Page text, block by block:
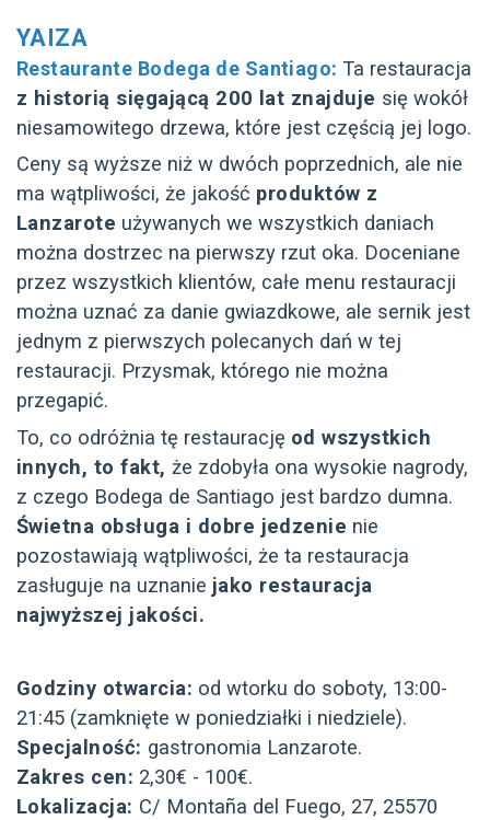
YAIZA
Restaurante Bodega de Santiago:Ta restauracja
z historią sięgającą 200 lat znajduje się wokół
niesamowitego drzewa, które jest częścią jej logo.
Ceny są wyższe niż w dwóch poprzednich, ale nie
ma wątpliwości, że jakość produktów z
Lanzarote używanych we wszystkich daniach
można dostrzec na pierwszy rzut oka. Doceniane
przez wszystkich klientów, całe menu restauracji
można uznać za danie gwiazdkowe, ale sernik jest
jednym z pierwszych polecanych dań w tej
restauracji. Przysmak, którego nie można
przegapić.
To, co odróżnia tę restaurację od wszystkich
innych, to fakt, że zdobyła ona wysokie nagrody,
z czego Bodega de Santiago jest bardzo dumna.
Świetna obsługa i dobre jedzenie nie
pozostawiają wątpliwości, że ta restauracja
zasługuje na uznanie jako restauracja
najwyższej jakości.
Godziny otwarcia: od wtorku do soboty, 13:00-
21:45 (zamknięte w poniedziałki i niedziele).
Specjalność: gastronomia Lanzarote.
Zakres cen: 2,30€ - 100€.
Lokalizacja: C/ Montaña del Fuego, 27, 25570